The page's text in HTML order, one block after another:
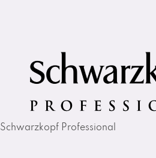
Schwarzkopf Professional